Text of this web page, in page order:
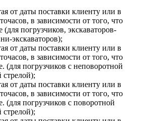
от даты поставки клиенту или в
в зависимости от того, что
(для погрузчиков, экскаваторов-
экскаваторов);
от даты поставки клиенту или в
в зависимости от того, что
(для погрузчиков с неповоротной
стрелой);
от даты поставки клиенту или в
в зависимости от того, что
(для погрузчиков с поворотной
стрелой);